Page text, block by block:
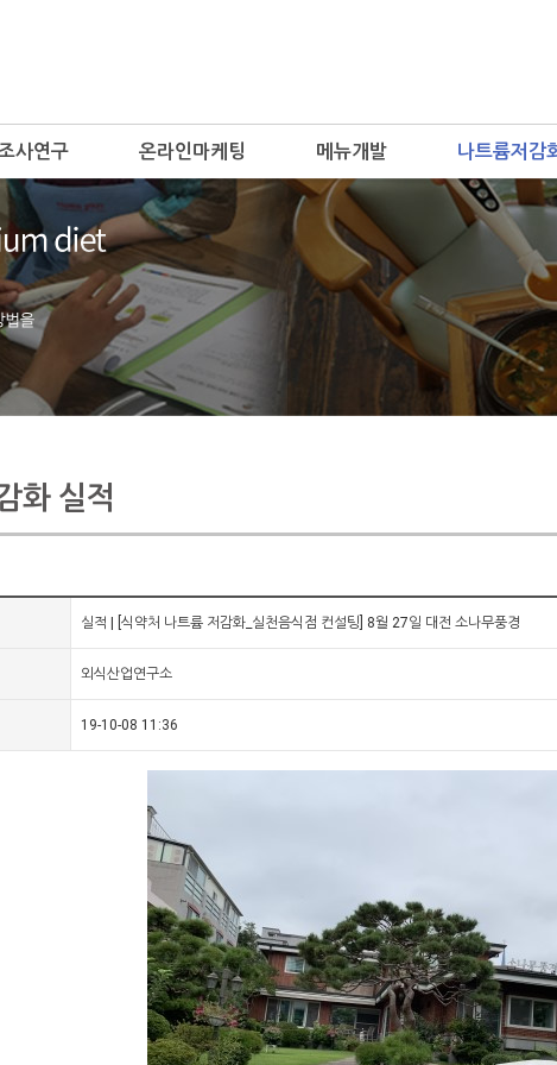
사연구 온라인마케팅 메뉴개발 나트륨저감
화 실적
실적 | [식약처 나트륨 저감화_실천음식점 컨설팅] 8월 27일 대전 소나무풍경
외식산업연구소
19-10-08 11:36